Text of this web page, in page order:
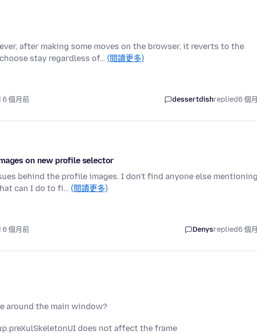
after making some moves on the browser, it reverts to the
stay regardless of… (閱讀更多)
6 個月前 dessertdishreplied6 個
on new profile selector
behind the profile images. I don't find anyone else mentioning
can I do to fi… (閱讀更多)
6 個月前 Denysreplied6 個
around the main window?
does not affect the frame